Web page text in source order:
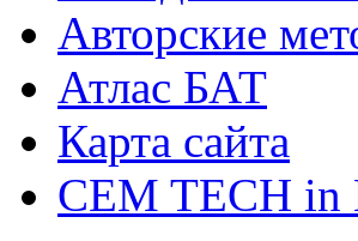
Авторские
Атлас БАТ
Карта сайта
CEM TECH in